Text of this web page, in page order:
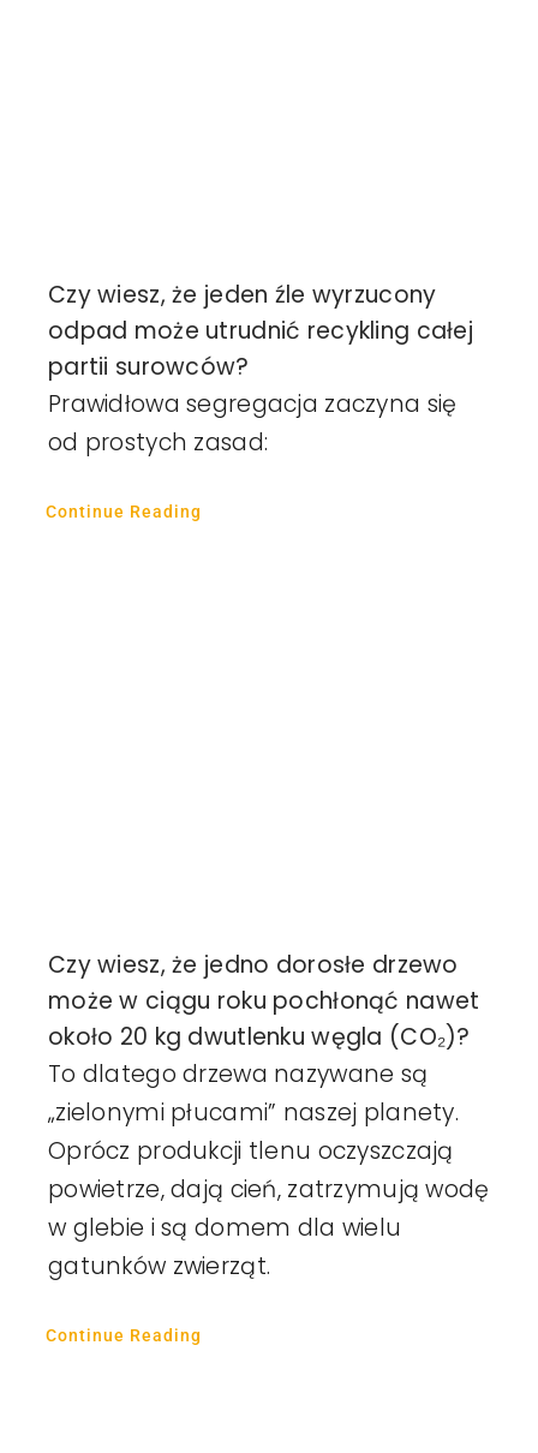
Czy wiesz, że jeden źle wyrzucony
odpad może utrudnić recykling całej
partii surowców?
Prawidłowa segregacja zaczyna się
od prostych zasad:
Continue Reading
Czy wiesz, że jedno dorosłe drzewo
może w ciągu roku pochłonąć nawet
około 20 kg dwutlenku węgla (CO₂)?
To dlatego drzewa nazywane są
„zielonymi płucami” naszej planety.
Oprócz produkcji tlenu oczyszczają
powietrze, dają cień, zatrzymują wodę
w glebie i są domem dla wielu
gatunków zwierząt.
Continue Reading